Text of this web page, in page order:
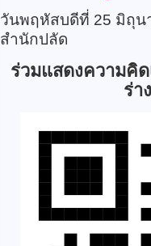
วันพฤหัสบดีที่ 25 มิถุน
สำนักปลัด
ร่วมแสดงความคิ
ร่า